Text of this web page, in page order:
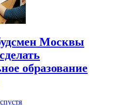
Москвы
образование